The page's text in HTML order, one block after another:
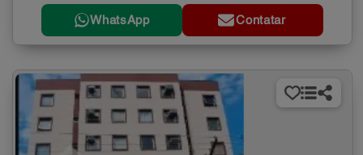
WhatsApp Contatar